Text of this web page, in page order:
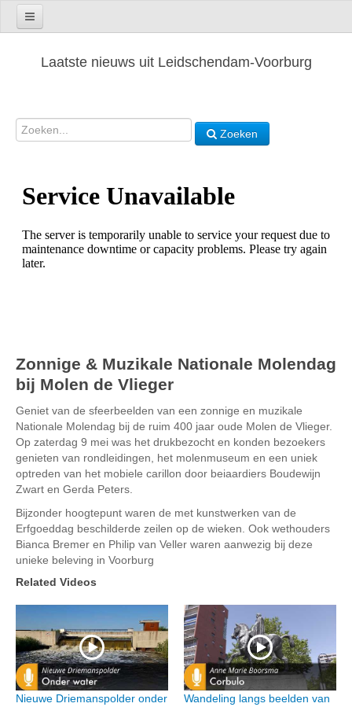
Laatste nieuws uit Leidschendam-Voorburg
Zoeken
Zonnige & Muzikale Nationale Molendag
bij Molen de Vlieger
Geniet van de sfeerbeelden van een zonnige en muzikale
Nationale Molendag bij de ruim 400 jaar oude Molen de Vlieger.
Op zaterdag 9 mei was het drukbezocht en konden bezoekers
genieten van rondleidingen, het molenmuseum en een uniek
optreden van het mobiele carillon door beiaardiers Boudewijn
Zwart en Gerda Peters.
Bijzonder hoogtepunt waren de met kunstwerken van de
Erfgoeddag beschilderde zeilen op de wieken. Ook wethouders
Bianca Bremer en Philip van Veller waren aanwezig bij deze
unieke beleving in Voorburg
Related Videos
Nieuwe Driemanspolder onder
Wandeling langs beelden van